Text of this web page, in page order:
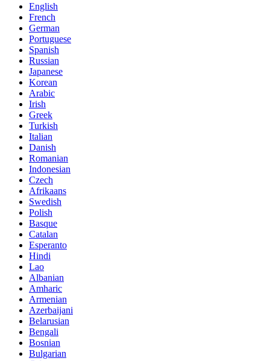
English
French
German
Portuguese
Spanish
Russian
Japanese
Korean
Arabic
Irish
Greek
Turkish
Italian
Danish
Romanian
Indonesian
Czech
Afrikaans
Swedish
Polish
Basque
Catalan
Esperanto
Hindi
Lao
Albanian
Amharic
Armenian
Azerbaijani
Belarusian
Bengali
Bosnian
Bulgarian